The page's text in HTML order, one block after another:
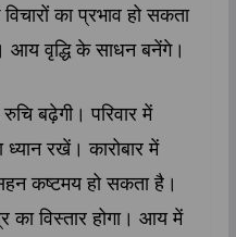
का प्रभाव हो सकता
वृद्धि के साधन बनेंगे।
रुचि बढ़ेगी। परिवार में
रखें। कारोबार में
कष्टमय हो सकता है।
का विस्तार होगा। आय में